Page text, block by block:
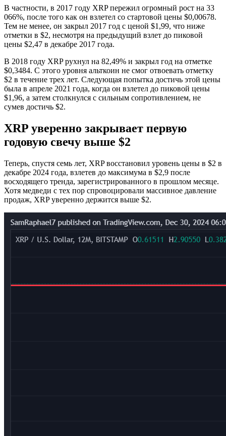
В частности, в 2017 году XRP пережил огромный рост на 33
066%, после того как он взлетел со стартовой цены $0,00678.
Тем не менее, он закрыл 2017 год с ценой $1,99, что ниже
отметки в $2, несмотря на предыдущий взлет до пиковой
цены $2,47 в декабре 2017 года.
В 2018 году XRP рухнул на 82,49% и закрыл год на отметке
$0,3484. С этого уровня альткоин не смог отвоевать отметку
$2 в течение трех лет. Следующая попытка достичь этой цены
была в апреле 2021 года, когда он взлетел до пиковой цены
$1,96, а затем столкнулся с сильным сопротивлением, не
сумев достичь $2.
XRP уверенно закрывает первую
годовую свечу выше $2
Теперь, спустя семь лет, XRP восстановил уровень цены в $2 в
декабре 2024 года, взлетев до максимума в $2,9 после
восходящего тренда, зарегистрированного в прошлом месяце.
Хотя медведи с тех пор спровоцировали массивное давление
продаж, XRP уверенно держится выше $2.